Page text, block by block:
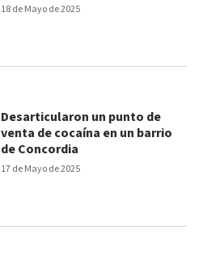
18 de Mayo de 2025
17 de Mayo de 2025
Desarticularon un punto de
venta de cocaína en un barrio
de Concordia